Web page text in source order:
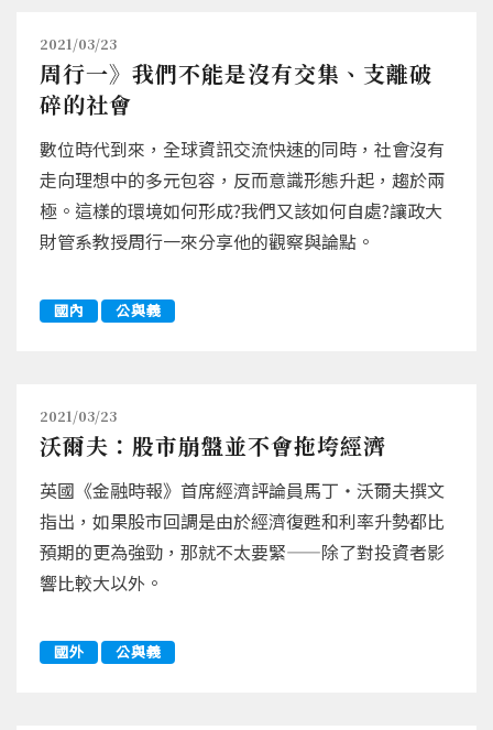
2021/03/23
周行一》我們不能是沒有交集、支離破
碎的社會
數位時代到來，全球資訊交流快速的同時，社會沒有
走向理想中的多元包容，反而意識形態升起，趨於兩
極。這樣的環境如何形成?我們又該如何自處?讓政大
財管系教授周行一來分享他的觀察與論點。
國內 公與義
2021/03/23
沃爾夫：股市崩盤並不會拖垮經濟
英國《金融時報》首席經濟評論員馬丁‧沃爾夫撰文
指出，如果股市回調是由於經濟復甦和利率升勢都比
預期的更為強勁，那就不太要緊——除了對投資者影
響比較大以外。
國外 公與義